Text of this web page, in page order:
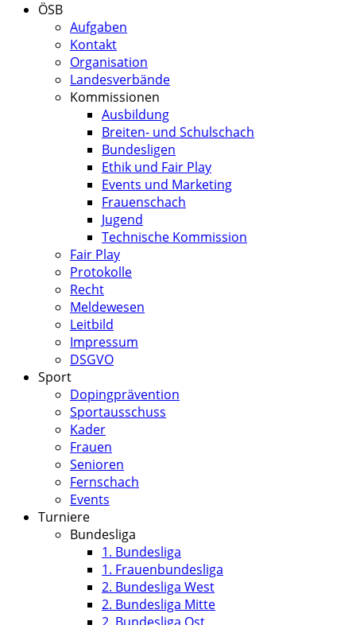
ÖSB
Aufgaben
Kontakt
Organisation
Landesverbände
Kommissionen
Ausbildung
Breiten- und Schulschach
Bundesligen
Ethik und Fair Play
Events und Marketing
Frauenschach
Jugend
Technische Kommission
Fair Play
Protokolle
Recht
Meldewesen
Leitbild
Impressum
DSGVO
Sport
Dopingprävention
Sportausschuss
Kader
Frauen
Senioren
Fernschach
Events
Turniere
Bundesliga
1. Bundesliga
1. Frauenbundesliga
2. Bundesliga West
2. Bundesliga Mitte